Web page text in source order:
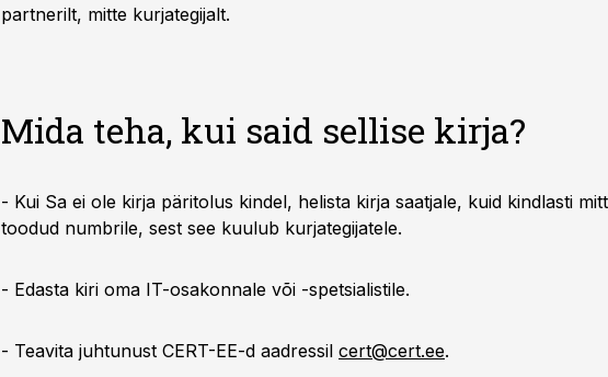
partnerilt, mitte kurjategijalt.
Mida teha, kui said sellise kirja?
- Kui Sa ei ole kirja päritolus kindel, helista kirja saatjale, kuid kindlasti
toodud numbrile, sest see kuulub kurjategijatele.
- Edasta kiri oma IT-osakonnale või -spetsialistile.
- Teavita juhtunust CERT-EE-d aadressil cert@cert.ee.